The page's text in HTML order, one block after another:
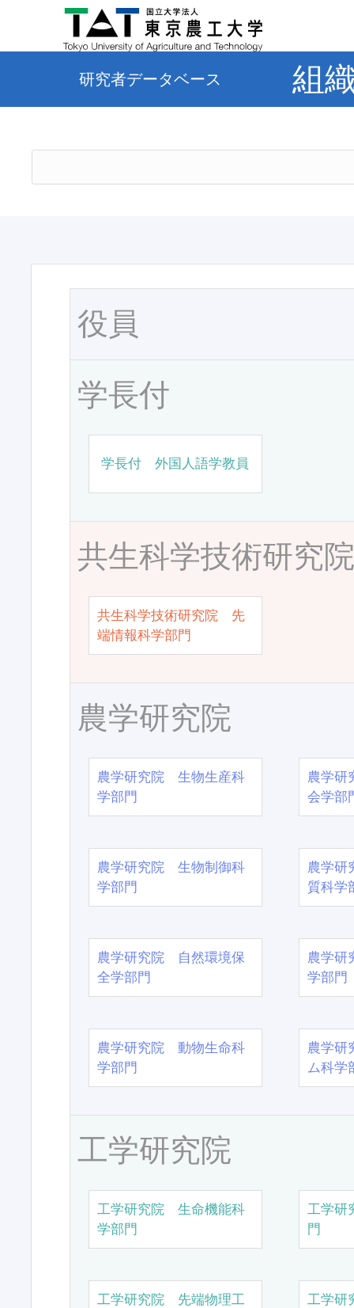
研究者データベース 組
役員
学長付
学長付 外国人語学教員
共生科学技術研究
共生科学技術研究院 先
端情報科学部門
農学研究院
農学研究院 生物生産科
学部門
農学
会学部
農学研究院 生物制御科
学部門
農学
質科学
農学研究院 自然環境保
全学部門
農学
学部門
農学研究院 動物生命科
学部門
農学
ム科学
工学研究院
工学研究院 生命機能科
学部門
工学研
門
工学研究院 先端物理工
工学研